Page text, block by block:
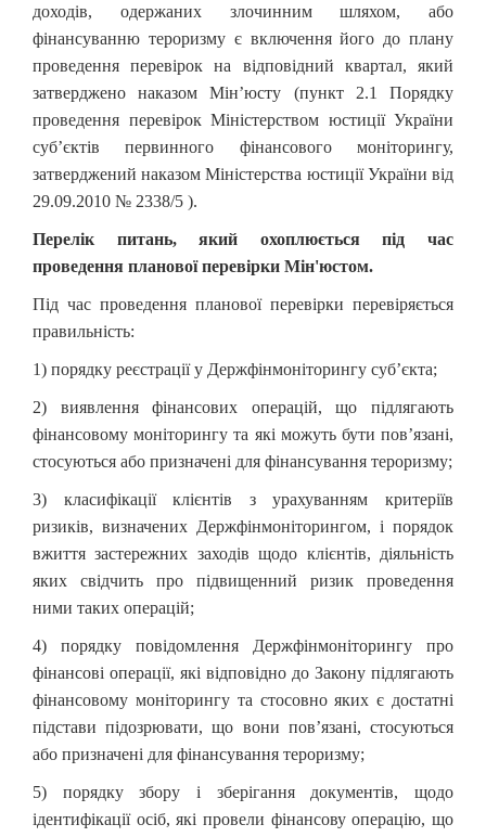
доходів, одержаних злочинним шляхом, або
фінансуванню тероризму є включення його до плану
проведення перевірок на відповідний квартал, який
затверджено наказом Мін’юсту (пункт 2.1 Порядку
проведення перевірок Міністерством юстиції України
суб’єктів первинного фінансового моніторингу,
затверджений наказом Міністерства юстиції України від
29.09.2010 № 2338/5 ).
Перелік питань, який охоплюється під час
проведення планової перевірки Мін'юстом.
Під час проведення планової перевірки перевіряється
правильність:
1) порядку реєстрації у Держфінмоніторингу суб’єкта;
2) виявлення фінансових операцій, що підлягають
фінансовому моніторингу та які можуть бути пов’язані,
стосуються або призначені для фінансування тероризму;
3) класифікації клієнтів з урахуванням критеріїв
ризиків, визначених Держфінмоніторингом, і порядок
вжиття застережних заходів щодо клієнтів, діяльність
яких свідчить про підвищенний ризик проведення
ними таких операцій;
4) порядку повідомлення Держфінмоніторингу про
фінансові операції, які відповідно до Закону підлягають
фінансовому моніторингу та стосовно яких є достатні
підстави підозрювати, що вони пов’язані, стосуються
або призначені для фінансування тероризму;
5) порядку збору і зберігання документів, щодо
ідентифікації осіб, які провели фінансову операцію, що